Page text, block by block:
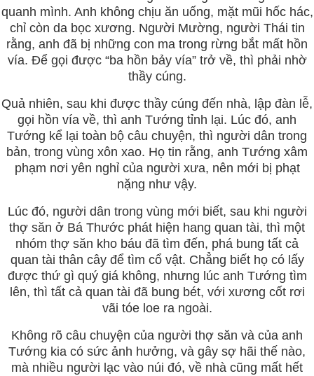
quanh mình. Anh không chịu ăn uống, mặt mũi hốc hác,
chỉ còn da bọc xương. Người Mường, người Thái tin
rằng, anh đã bị những con ma trong rừng bắt mất hồn
vía. Để gọi được “ba hồn bảy vía” trở về, thì phải nhờ
thầy cúng.
Quả nhiên, sau khi được thầy cúng đến nhà, lập đàn lễ,
gọi hồn vía về, thì anh Tướng tỉnh lại. Lúc đó, anh
Tướng kể lại toàn bộ câu chuyện, thì người dân trong
bản, trong vùng xôn xao. Họ tin rằng, anh Tướng xâm
phạm nơi yên nghỉ của người xưa, nên mới bị phạt
nặng như vậy.
Lúc đó, người dân trong vùng mới biết, sau khi người
thợ săn ở Bá Thước phát hiện hang quan tài, thì một
nhóm thợ săn kho báu đã tìm đến, phá bung tất cả
quan tài thân cây để tìm cổ vật. Chẳng biết họ có lấy
được thứ gì quý giá không, nhưng lúc anh Tướng tìm
lên, thì tất cả quan tài đã bung bét, với xương cốt rơi
vãi tóe loe ra ngoài.
Không rõ câu chuyện của người thợ săn và của anh
Tướng kia có sức ảnh hưởng, và gây sợ hãi thế nào,
mà nhiều người lạc vào núi đó, về nhà cũng mất hết